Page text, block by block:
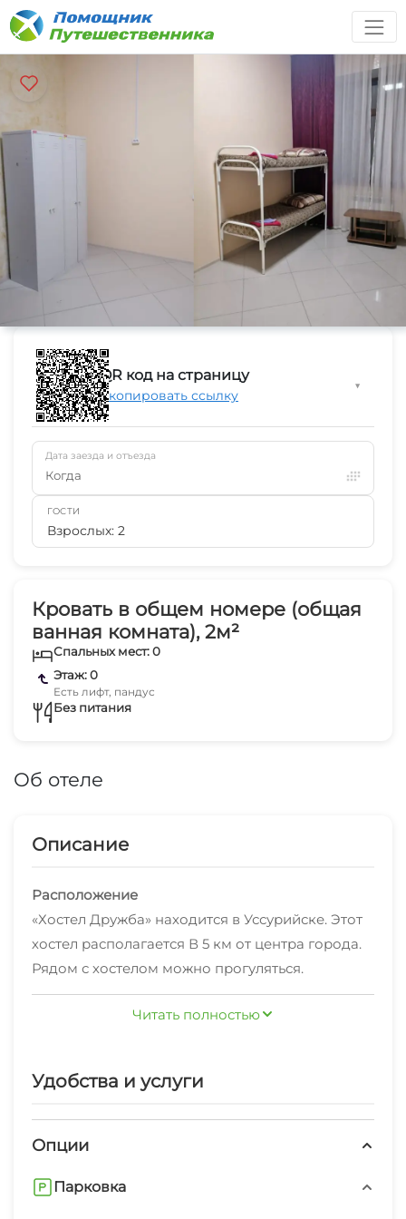
Кровать в общем номере (общая
ванная комната), 2м²
Спальных мест: 0
Этаж: 0
Есть лифт, пандус
Без питания
Об отеле
Описание
Расположение
«Хостел Дружба» находится в Уссурийске. Этот
хостел располагается В 5 км от центра города.
Рядом с хостелом можно прогуляться.
Неподалёку: Парк Дора, Церковь Покрова
Пресвятой Богородицы и Парк культуры и
гостей работает ресторан. Общая кухня
приготовления пищи. Хотите оставаться на
связи? В хостеле есть бесплатный Wi-Fi. Для
путешественников на машине организована
бесплатная парковка.
Возможно размещение с домашним
Читать полностью
Удобства и услуги
Опции
Парковка
QR код на страницу
Скопировать ссылку
▼
Дата заезда и отъезда
Когда
ГОСТИ
Взрослых: 2